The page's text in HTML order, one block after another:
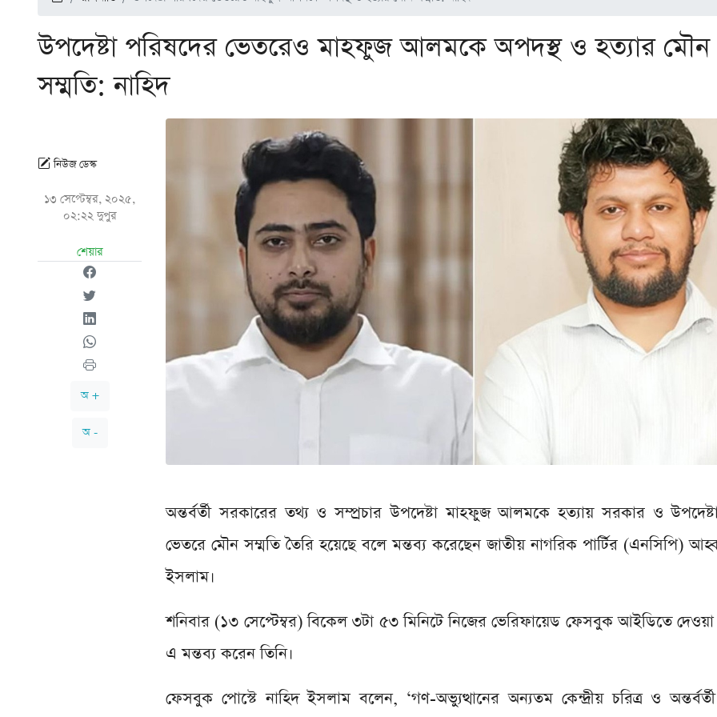
উপদেষ্টা পরিষদের ভেতরেও মাহফুজ আলমকে অপদস্থ ও হত্যার মৌন
সম্মতি: নাহিদ
নিউজ ডেস্ক
১৩ সেপ্টেম্বর, ২০২৫,
০২:২২ দুপুর
শেয়ার
অ +
অ -
অন্তর্বর্তী সরকারের তথ্য ও সম্প্রচার উপদেষ্টা মাহফুজ আলমকে হত্যায় সরকার ও
ভেতরে মৌন সম্মতি তৈরি হয়েছে বলে মন্তব্য করেছেন জাতীয় নাগরিক পার্টির (এনসিপি)
ইসলাম।
শনিবার (১৩ সেপ্টেম্বর) বিকেল ৩টা ৫৩ মিনিটে নিজের ভেরিফায়েড ফেসবুক আইডিতে
এ মন্তব্য করেন তিনি।
ফেসবুক পোস্টে নাহিদ ইসলাম বলেন, ‘গণ-অভ্যুত্থানের অন্যতম কেন্দ্রীয় চরিত্র ও